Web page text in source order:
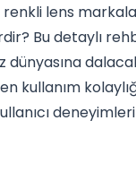
lens
Bu detaylı
dünyasına
kullanım